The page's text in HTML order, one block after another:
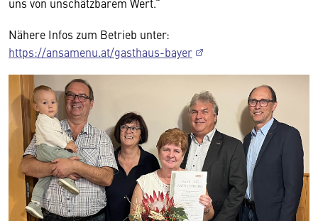
Nähere Infos zum Betrieb unter:
https://ansamenu.at/gasthaus-bayer